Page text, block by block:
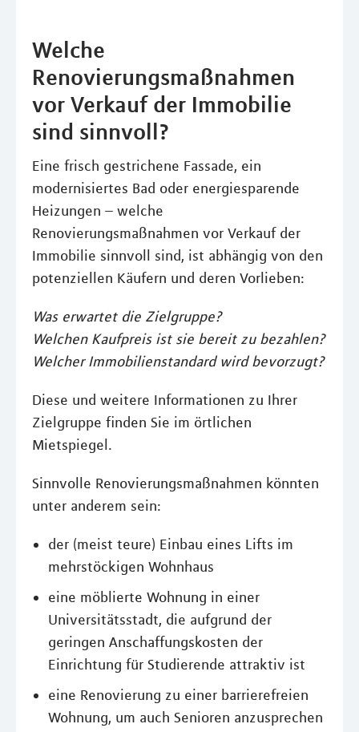
Welche
Renovierungsmaßnahmen
vor Verkauf der Immobilie
sind sinnvoll?
Eine frisch gestrichene Fassade, ein
modernisiertes Bad oder energiesparende
Heizungen – welche
Renovierungsmaßnahmen vor Verkauf der
Immobilie sinnvoll sind, ist abhängig von den
potenziellen Käufern und deren Vorlieben:
Was erwartet die Zielgruppe?
Welchen Kaufpreis ist sie bereit zu bezahlen?
Welcher Immobilienstandard wird bevorzugt?
Diese und weitere Informationen zu Ihrer
Zielgruppe finden Sie im örtlichen
Mietspiegel.
Sinnvolle Renovierungsmaßnahmen könnten
unter anderem sein:
der (meist teure) Einbau eines Lifts im
mehrstöckigen Wohnhaus
eine möblierte Wohnung in einer
Universitätsstadt, die aufgrund der
geringen Anschaffungskosten der
Einrichtung für Studierende attraktiv ist
eine Renovierung zu einer barrierefreien
Wohnung, um auch Senioren anzusprechen